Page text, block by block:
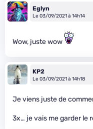
Eglyn
Le 03/09/2021 à 14h14
Wow, juste wow
KP2
Le 03/09/2021 à 14h18
Je viens juste de
3x… je vais me garder le